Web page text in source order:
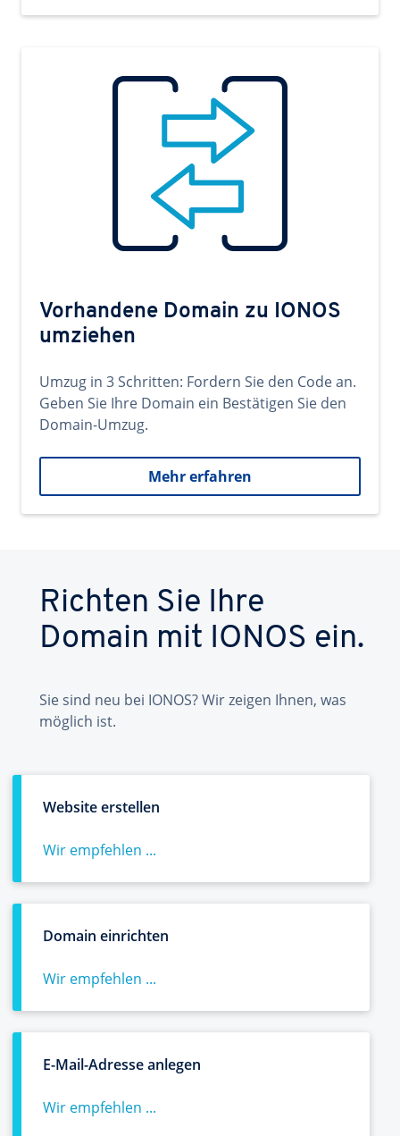
Vorhandene Domain zu IONOS
umziehen
Umzug in 3 Schritten: Fordern Sie den Code an.
Geben Sie Ihre Domain ein Bestätigen Sie den
Domain-Umzug.
Mehr erfahren
Richten Sie Ihre
Domain mit IONOS ein.
Sie sind neu bei IONOS? Wir zeigen Ihnen, was
möglich ist.
Website erstellen
Wir empfehlen ...
Domain einrichten
Wir empfehlen ...
E-Mail-Adresse anlegen
Wir empfehlen ...